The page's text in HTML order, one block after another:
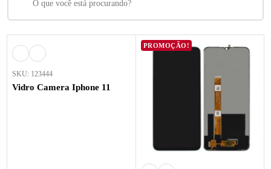
SKU: 123444
Vidro Camera Iphone 11
PROMOÇÃO!